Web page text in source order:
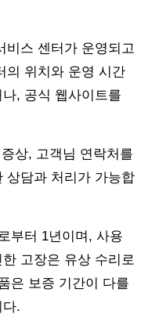
비스 센터가 운영되고
의 위치와 운영 시간
, 공식 웹사이트를
상, 고객님 연락처를
상담과 처리가 가능합
부터 1년이며, 사용
고장은 유상 수리로
은 보증 기간이 다를
다.